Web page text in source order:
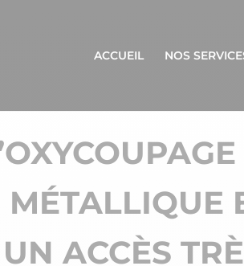
ACCUEIL NOS
MÉTALLIQUE
ACCÈS